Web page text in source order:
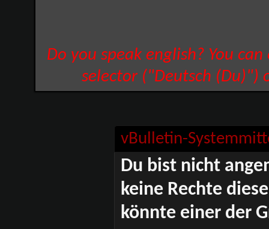
Do you speak english? You
selector ("Deutsch (Du)")
vBulletin-
Du bist nicht
keine Rechte
könnte einer der